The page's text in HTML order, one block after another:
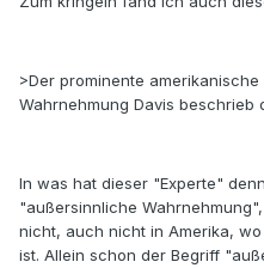
>Der prominente
Wahrnehmung Davis beschrieb
In was hat dieser "Experte"
"außersinnliche
nicht, auch nicht in Amerika,
ist. Allein schon der Begriff